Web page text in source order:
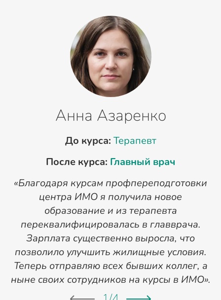
Анна Азаренко
До курса: Терапевт
После курса: Главный врач
«Благодаря курсам профпереподготовки
центра ИМО я получила новое
образование и из терапевта
переквалифицировалась в главврача.
Зарплата существенно выросла, что
позволило улучшить жилищные условия.
Теперь отправляю всех бывших коллег, а
ныне своих сотрудников на курсы в ИМО».